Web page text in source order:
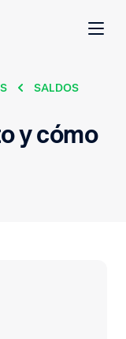
SALDOS
y cómo